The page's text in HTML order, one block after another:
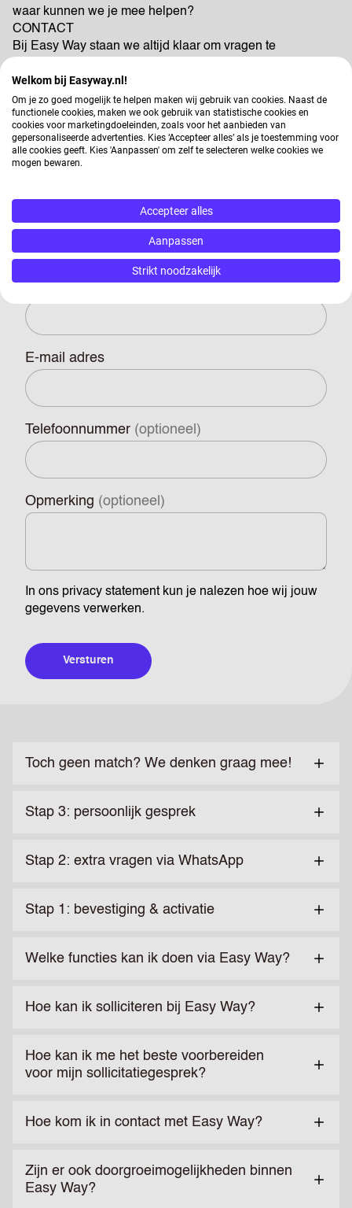
waar kunnen we je mee helpen?
CONTACT
Bij Easy Way staan we altijd klaar om vragen te
vragen over solliciteren, het opstellen van jouw cv of wat
het intakemoment precies inhoudt? Stel je vraag hieronder
of vind jouw antwoord in onze veel gestelde vragen.
Toch geen match? We denken graag mee!
Stap 3: persoonlijk gesprek
Stap 2: extra vragen via WhatsApp
Stap 1: bevestiging & activatie
Welke functies kan ik doen via Easy Way?
Hoe kan ik solliciteren bij Easy Way?
Hoe kan ik me het beste voorbereiden
voor mijn sollicitatiegesprek?
Hoe kom ik in contact met Easy Way?
Zijn er ook doorgroeimogelijkheden binnen
Easy Way?
Voornaam / Voorletter(s)
Achternaam
E-mail adres
Telefoonnummer (optioneel)
Opmerking (optioneel)
In ons privacy statement kun je nalezen hoe wij jouw
gegevens verwerken.
Versturen
Welkom bij Easyway.nl!
Om je zo goed mogelijk te helpen maken wij gebruik van cookies. Naast de
functionele cookies, maken we ook gebruik van statistische cookies en
cookies voor marketingdoeleinden, zoals voor het aanbieden van
gepersonaliseerde advertenties. Kies ‘Accepteer alles’ als je toestemming voor
alle cookies geeft. Kies 'Aanpassen' om zelf te selecteren welke cookies we
mogen bewaren.
Accepteer alles
Aanpassen
Strikt noodzakelijk